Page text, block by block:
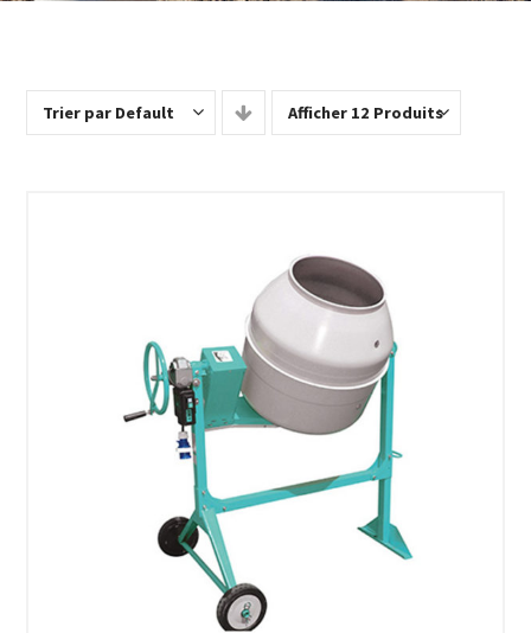
Trier par Default Afficher 12 Produits
SÉLECTIONNEZ LES DATES
VOIR LE PRODUIT